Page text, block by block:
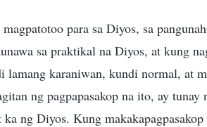
para sa Diyos, sa
sa praktikal na Diyos, at kung
lamang karaniwan, kundi normal, at
ng pagpapasakop na ito, ay
ng Diyos. Kung